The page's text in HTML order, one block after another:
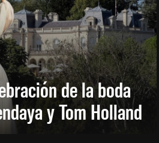
de la boda
y Tom Holland